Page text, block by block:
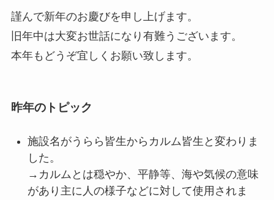
謹んで新年のお慶びを申し上げます。
旧年中は大変お世話になり有難うございます。
本年もどうぞ宜しくお願い致します。
昨年のトピック
施設名がうらら皆生からカルム皆生と変わりま
した。
→カルムとは穏やか、平静等、海や気候の意味
があり主に人の様子などに対して使用されま